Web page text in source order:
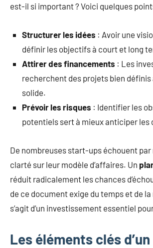
est-il si important ? Voici quelques
Structurer les idées : Avoir une
définir les objectifs à court et long
Attirer des financements : Les
recherchent des projets bien définis
solide.
Prévoir les risques : Identifier les
potentiels sert à mieux anticiper les
De nombreuses start-ups échouent par
clarté sur leur modèle d’affaires. Un
réduit radicalement les chances
de ce document exige du temps et de
s’agit d’un investissement essentiel
Les éléments clés